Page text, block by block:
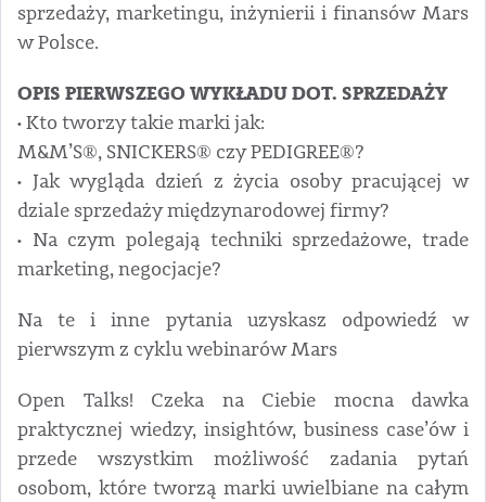
sprzedaży, marketingu, inżynierii i finansów Mars
w Polsce.
OPIS PIERWSZEGO WYKŁADU DOT. SPRZEDAŻY
• Kto tworzy takie marki jak:
M&M’S®, SNICKERS® czy PEDIGREE®?
• Jak wygląda dzień z życia osoby pracującej w
dziale sprzedaży międzynarodowej firmy?
• Na czym polegają techniki sprzedażowe, trade
marketing, negocjacje?
Na te i inne pytania uzyskasz odpowiedź w
pierwszym z cyklu webinarów Mars
Open Talks! Czeka na Ciebie mocna dawka
praktycznej wiedzy, insightów, business case’ów i
przede wszystkim możliwość zadania pytań
osobom, które tworzą marki uwielbiane na całym